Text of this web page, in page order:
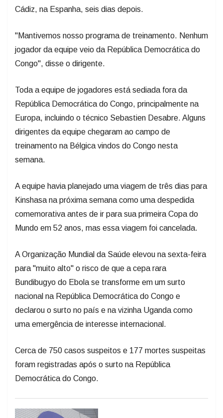
Cádiz, na Espanha, seis dias depois.
"Mantivemos nosso programa de treinamento. Nenhum
jogador da equipe veio da República Democrática do
Congo", disse o dirigente.
Toda a equipe de jogadores está sediada fora da
República Democrática do Congo, principalmente na
Europa, incluindo o técnico Sebastien Desabre. Alguns
dirigentes da equipe chegaram ao campo de
treinamento na Bélgica vindos do Congo nesta
semana.
A equipe havia planejado uma viagem de três dias para
Kinshasa na próxima semana como uma despedida
comemorativa antes de ir para sua primeira Copa do
Mundo em 52 anos, mas essa viagem foi cancelada.
A Organização Mundial da Saúde elevou na sexta-feira
para "muito alto" o risco de que a cepa rara
Bundibugyo do Ebola se transforme em um surto
nacional na República Democrática do Congo e
declarou o surto no país e na vizinha Uganda como
uma emergência de interesse internacional.
Cerca de 750 casos suspeitos e 177 mortes suspeitas
foram registradas após o surto na República
Democrática do Congo.